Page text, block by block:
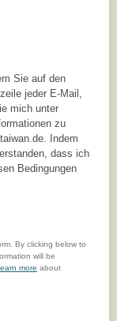
Sie auf den
jeder E-Mail,
mich unter
zu
Indem
dass ich
Bedingungen
By clicking below to
will be
more about